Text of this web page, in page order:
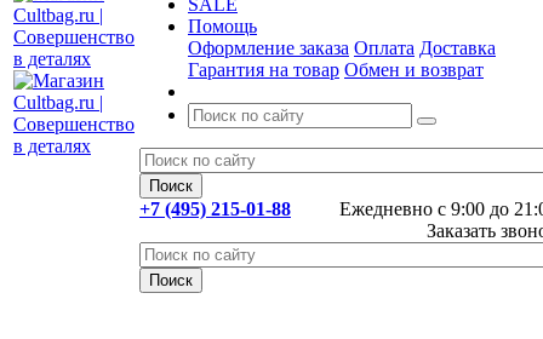
SALE
Помощь
Оформление заказа Оплата Доставка
Гарантия на товар Обмен и возврат
Ежедневно с 9:00 до
+7 (495) 215-01-88
Заказать